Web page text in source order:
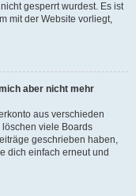
gesperrt wurdest. Es ist
mit der Website vorliegt,
aber nicht mehr
aus verschieden
viele Boards
geschrieben haben,
dich einfach erneut und